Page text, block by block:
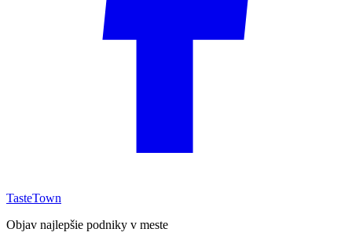
TasteTown
Objav najlepšie podniky v meste